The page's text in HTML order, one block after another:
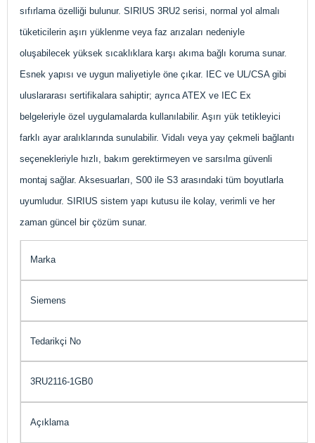
sıfırlama özelliği bulunur. SIRIUS 3RU2 serisi, normal yol almalı
tüketicilerin aşırı yüklenme veya faz arızaları nedeniyle
oluşabilecek yüksek sıcaklıklara karşı akıma bağlı koruma sunar.
Esnek yapısı ve uygun maliyetiyle öne çıkar. IEC ve UL/CSA gibi
uluslararası sertifikalara sahiptir; ayrıca ATEX ve IEC Ex
belgeleriyle özel uygulamalarda kullanılabilir. Aşırı yük tetikleyici
farklı ayar aralıklarında sunulabilir. Vidalı veya yay çekmeli bağlantı
seçenekleriyle hızlı, bakım gerektirmeyen ve sarsılma güvenli
montaj sağlar. Aksesuarları, S00 ile S3 arasındaki tüm boyutlarla
uyumludur. SIRIUS sistem yapı kutusu ile kolay, verimli ve her
zaman güncel bir çözüm sunar.
Marka
Siemens
Tedarikçi No
3RU2116-1GB0
Açıklama